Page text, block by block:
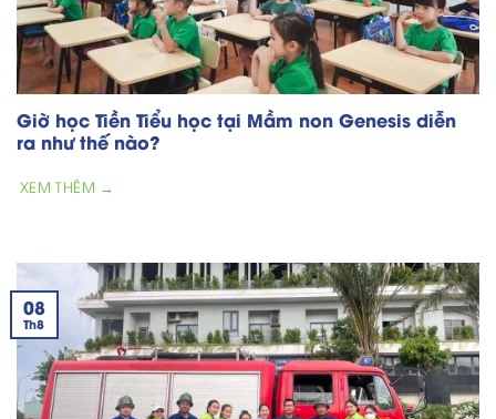
Giờ học Tiền Tiểu học tại Mầm non Genesis diễn
ra như thế nào?
XEM THÊM →
08
Th8